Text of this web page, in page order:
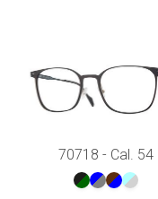
70718 - Cal. 54